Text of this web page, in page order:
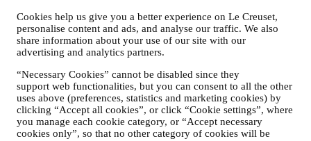
Cookies help us give you a better experience on Le Creuset,
personalise content and ads, and analyse our traffic. We also
share information about your use of our site with our
advertising and analytics partners.
“Necessary Cookies” cannot be disabled since they
support web functionalities, but you can consent to all the other
uses above (preferences, statistics and marketing cookies) by
clicking “Accept all cookies”, or click “Cookie settings”, where
you manage each cookie category, or “Accept necessary
cookies only”, so that no other category of cookies will be
interesses beter te begrijpen. Dit stelt ons in staat om onze
communicatie te personaliseren om deze relevanter en
interessanter te maken. Er zullen geen andere gevolgen zijn.
Wij verzamelen ook statistieken over het openen van e-mail
technologieën om ons te helpen onze nieuwsbrieven te
volgen. Deze verwerking is gebaseerd op uw toestemming
om gepersonaliseerde marketingcommunicatie van ons te
ontvangen. De keuze om aan te melden kan worden
uitgeoefend op de plaatsen waar persoonsgegevens worden